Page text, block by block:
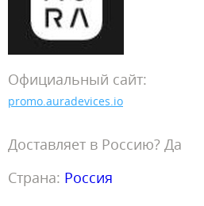
Официальный сайт:
promo.auradevices.io
Доставляет в Россию? Да
Страна: Россия